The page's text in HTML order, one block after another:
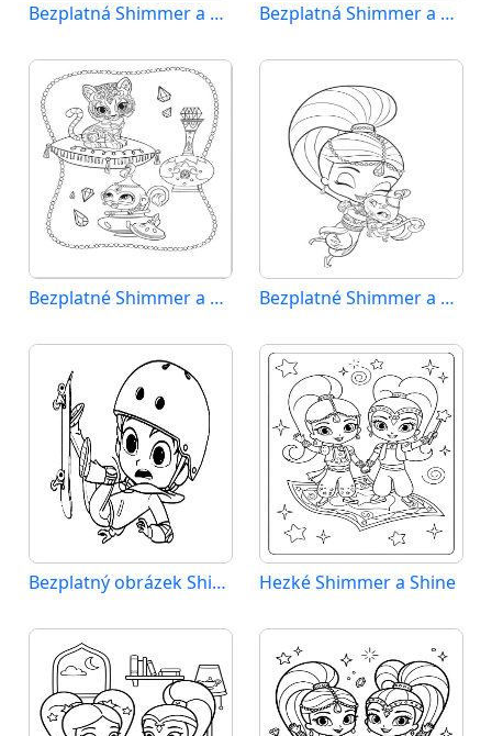
Bezplatná Shimmer a Shine k vytisknutí Bezplatná Shimmer a Shine pro děti
Bezplatné Shimmer a Shine k vytištění Bezplatné Shimmer a Shine
Bezplatný obrázek Shimmer a Shine Hezké Shimmer a Shine